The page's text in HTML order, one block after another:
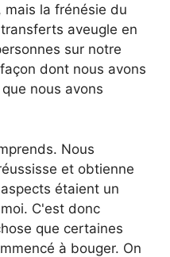
mais la frénésie du
aveugle en
sur notre
dont nous avons
nous avons
Nous
et obtienne
étaient un
C'est donc
que certaines
à bouger. On